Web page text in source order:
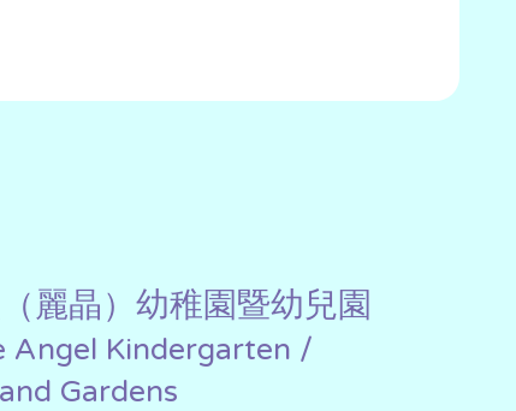
麗晶）幼稚園暨幼兒園
Angel Kindergarten /
Gardens